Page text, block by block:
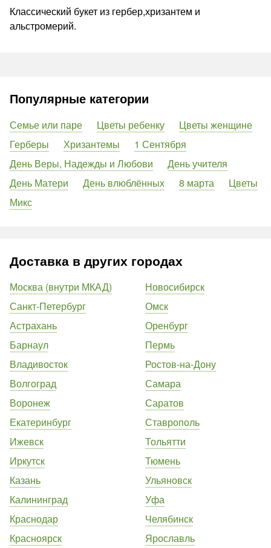
Классический букет из гербер,хризантем и
альстромерий.
Популярные категории
Семье или паре Цветы ребенку
Цветы женщине
Герберы
Хризантемы
1 Сентября
День Веры, Надежды и Любови
День учителя
День Матери
День влюблённых 8 марта
Цветы
Микс
Доставка в других городах
Москва (внутри МКАД)
Санкт-Петербург
Астрахань
Барнаул
Владивосток
Волгоград
Воронеж
Екатеринбург
Ижевск
Иркутск
Казань
Калининград
Краснодар
Красноярск
Новосибирск
Омск
Оренбург
Пермь
Ростов-на-Дону
Самара
Саратов
Ставрополь
Тольятти
Тюмень
Ульяновск
Уфа
Челябинск
Ярославль